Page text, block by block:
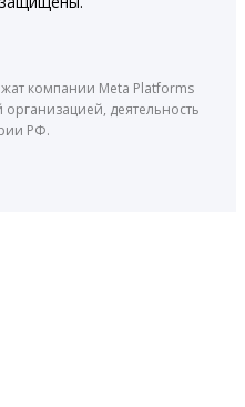
компании Meta Platforms
деятельность
РФ.